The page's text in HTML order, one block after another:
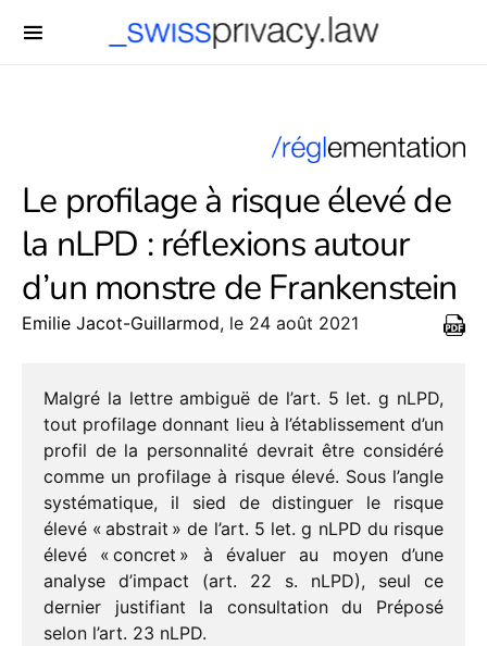
Le profilage à risque élevé de
la nLPD : réflexions autour
d’un monstre de Frankenstein
Emilie Jacot-Guillarmod, le 24 août 2021
Malgré la lettre ambi­guë de l’art. 5 let. g nLPD,
tout profi­lage donnant lieu à l’établissement d’un
profil de la person­na­lité devrait être consi­déré
comme un profi­lage à risque élevé. Sous l’angle
systé­ma­tique, il sied de distin­guer le risque
élevé « abstrait » de l’art. 5 let. g nLPD du risque
élevé « concret » à évaluer au moyen d’une
analyse d’impact (art. 22 s. nLPD), seul ce
dernier justi­fiant la consul­ta­tion du Préposé
selon l’art. 23 nLPD.